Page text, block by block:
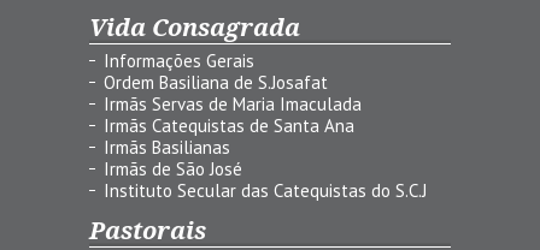
Vida Consagrada
Informações Gerais
Ordem Basiliana de S.Josafat
Irmãs Servas de Maria Imaculada
Irmãs Catequistas de Santa Ana
Irmãs Basilianas
Irmãs de São José
Instituto Secular das Catequistas do S.C.J
Pastorais